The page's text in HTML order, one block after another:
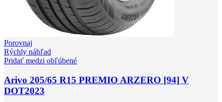
Porovnaj
Rýchly náhľad
Pridať medzi obľúbené
Arivo 205/65 R15 PREMIO ARZERO [94] V
DOT2023